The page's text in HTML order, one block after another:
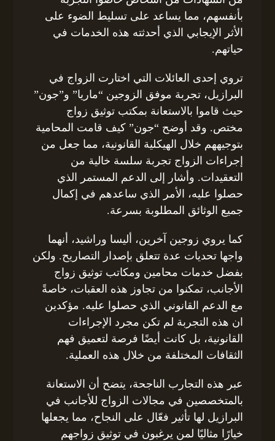
بأنفسهم، مما يساعد على تسليط الضوء على
الأثر الإيجابي الذي أحدثته هذه الخدمات في
حياتهم.
تروي إحدى العائلات التي اختارت الزواج في
البرازيل، تجربة موفق الزوجين “ماريا” و”جون”
حيث قاموا بالاستعانة بمكتب توثيق زواج
مختص. وقد أوضح “جون” كيف قامت المحامية
بتوجيههم خلال الهيكلية القانونية، مما جعل من
إجراءات الزواج تجربة سلسة خالية من
التعقيدات. وأشار إلى الدعم المستمر الذي
حصلوا عليه، الأمر الذي ساعدهم في إكمال
جميع الوثائق المطلوبة بسرعة.
كما يروي زوجين آخرين، أليسا وراشيد، أنهما
واجها تحديات عدة تتعلق بإصدار التصاريح. ولكن
بفضل خدمات محامين ومكاتب توثيق زواج
الأجانب، تمكنوا من تجاوز هذه العقبات، خاصةً
مع الدعم القانوني الذي حصلوا عليه. مؤكدين
ان هذه التجربة لم تكن مجرد الإجراءات
القانونية، بل كانت أيضًا فرصة لتعميق فهم
الثقافات المختلفة من خلال هذه العملية.
عبر هذه التجارب الناجحة، يتضح أن الاستعانة
بالمتخصصين في مجالات الزواج للأجانب في
البرازيل لها تأثير فعّال على النجاح، مما يجعلها
خيارًا مثاليًا لمن يرغبون في توثيق زواجهم